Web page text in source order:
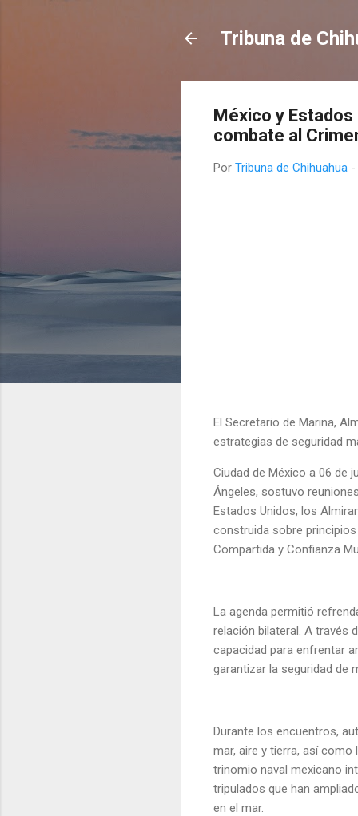
Tribuna de
México y
combate al
Por Tribuna de Chihuahua -
El Secretario de Marina,
estrategias de seguridad
Ciudad de México a 06 de
Ángeles, sostuvo
Estados Unidos, los
construida sobre
Compartida y Confianza
La agenda permitió
relación bilateral. A través
capacidad para enfrentar
garantizar la seguridad de
Durante los encuentros,
mar, aire y tierra, así
trinomio naval mexicano
tripulados que han
en el mar.